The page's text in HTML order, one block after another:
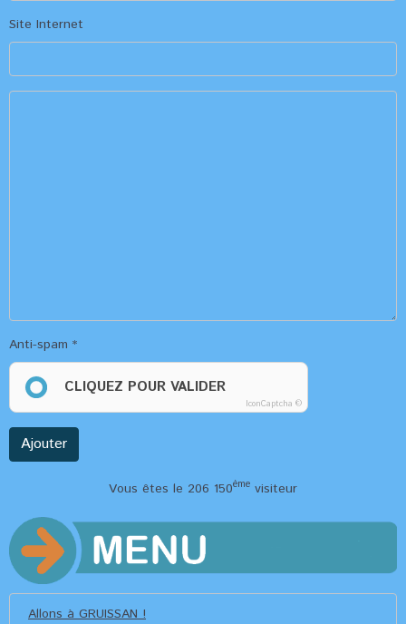
Site Internet
Anti-spam
CLIQUEZ POUR VALIDER
IconCaptcha ©
Ajouter
Vous êtes le 206 150ème visiteur
Allons à GRUISSAN !